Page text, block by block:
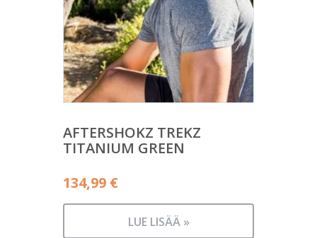
AFTERSHOKZ TREKZ
TITANIUM GREEN
134,99 €
LUE LISÄÄ »